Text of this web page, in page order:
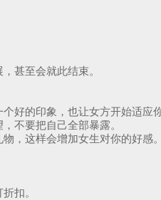
甚至会就此结束。
好的印象，也让女方开始适应
不要把自己全部暴露。
，这样会增加女生对你的好感。
扣。